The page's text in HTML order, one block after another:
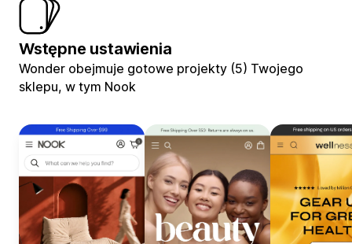
Wstępne ustawienia
Wonder obejmuje gotowe projekty (5) Twojego
sklepu, w tym Nook